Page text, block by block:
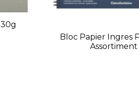
Bloc Papier Ingres
Assortiment